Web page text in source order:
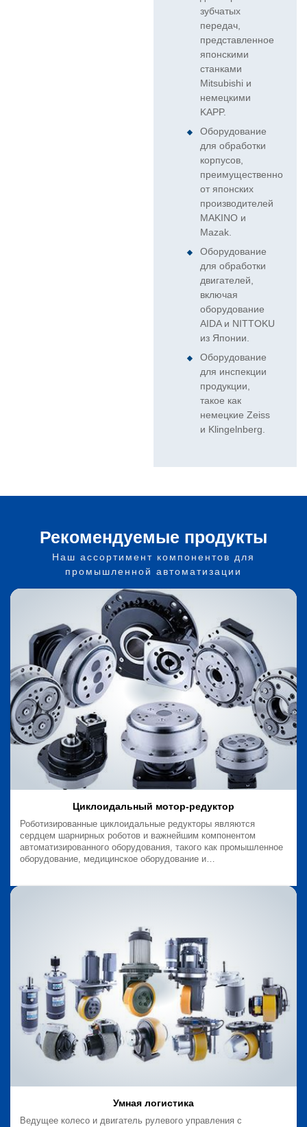
зубчатых
передач,
представленное
японскими
станками
Mitsubishi и
немецкими
KAPP.
Оборудование
для обработки
корпусов,
преимущественно
от японских
производителей
MAKINO и
Mazak.
Оборудование
для обработки
двигателей,
включая
оборудование
AIDA и NITTOKU
из Японии.
Оборудование
для инспекции
продукции,
такое как
немецкие Zeiss
и Klingelnberg.
Рекомендуемые продукты
Наш ассортимент компонентов для
промышленной автоматизации
Циклоидальный мотор-редуктор
Роботизированные циклоидальные редукторы являются
сердцем шарнирных роботов и важнейшим компонентом
автоматизированного оборудования, такого как промышленное
оборудование, медицинское оборудование и
Умная логистика
Ведущее колесо и двигатель рулевого управления с